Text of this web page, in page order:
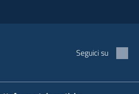
Seguici su